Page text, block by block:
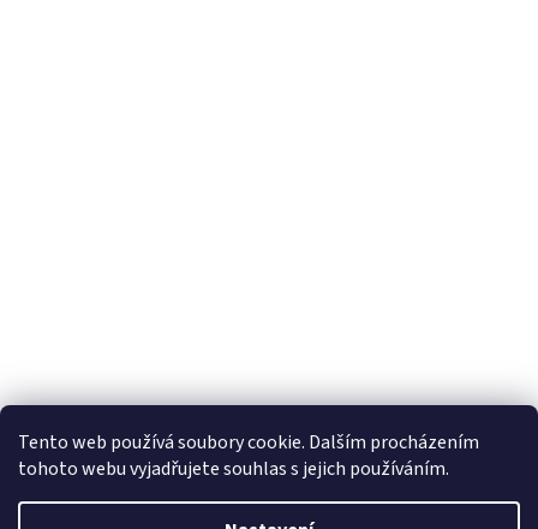
Tento web používá soubory cookie. Dalším procházením
tohoto webu vyjadřujete souhlas s jejich používáním.